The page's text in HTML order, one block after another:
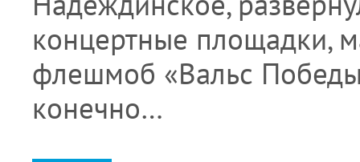
концертные площадки,
флешмоб «Вальс
конечно…